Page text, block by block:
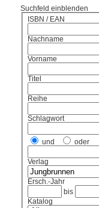
Suchfeld einblenden
ISBN / EAN
Nachname
Vorname
Titel
Reihe
Schlagwort
und oder
Verlag
Ersch.-Jahr
bis
Katalog